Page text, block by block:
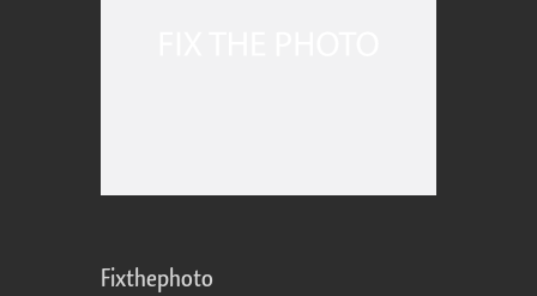
Fixthephoto